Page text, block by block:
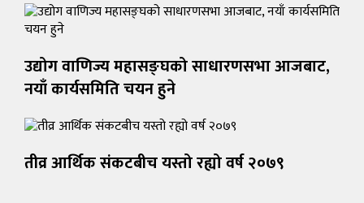
उद्योग वाणिज्य महासङ्घको साधारणसभा आजबाट,
नयाँ कार्यसमिति चयन हुने
तीव्र आर्थिक संकटबीच यस्तो रह्यो वर्ष २०७९